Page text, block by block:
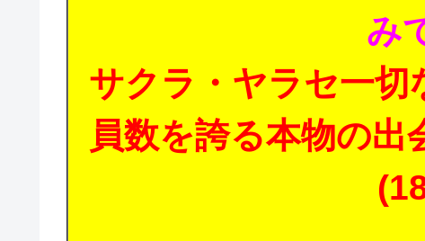
み
サクラ・ヤラセ一切
員数を誇る本物の